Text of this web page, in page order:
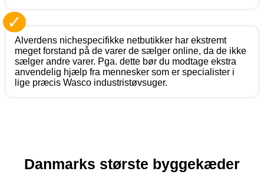
✓
Alverdens nichespecifikke netbutikker har ekstremt
meget forstand på de varer de sælger online, da de ikke
sælger andre varer. Pga. dette bør du modtage ekstra
anvendelig hjælp fra mennesker som er specialister i
lige præcis Wasco industristøvsuger.
Danmarks største byggekæder